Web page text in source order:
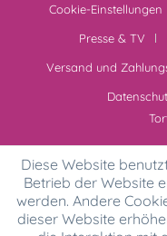
Cookie-Einstellungen
Presse & TV
Versand und
Diese Website
Betrieb der Website
werden. Andere
dieser Website